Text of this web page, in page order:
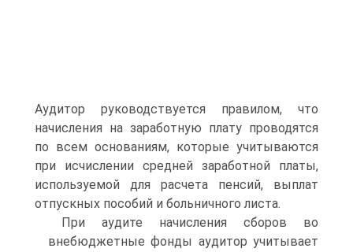
Аудитор руководствуется правилом, что
начисления на заработную плату проводятся
по всем основаниям, которые учитываются
при исчислении средней заработной платы,
используемой для расчета пенсий, выплат
отпускных пособий и больничного листа.
При аудите начисления сборов во
внебюджетные фонды аудитор учитывает